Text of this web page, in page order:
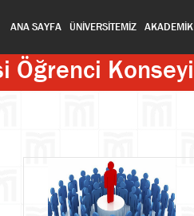
ANA SAYFA ÜNİVERSİTEMİZ AKADEMİK
Öğrenci Konseyi